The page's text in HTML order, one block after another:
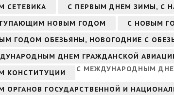
СЕТЕВИКА
С ПЕРВЫМ ДНЕМ ЗИМЫ, С
НОВЫМ ГОДОМ
С НОВЫМ
ГОДОМ ОБЕЗЬЯНЫ, НОВОГОДНИЕ С
ДНЕМ ГРАЖДАНСКОЙ
КОНСТИТУЦИИ
С МЕЖДУНАРОДНЫМ
ОРГАНОВ ГОСУДАРСТВЕННОЙ И